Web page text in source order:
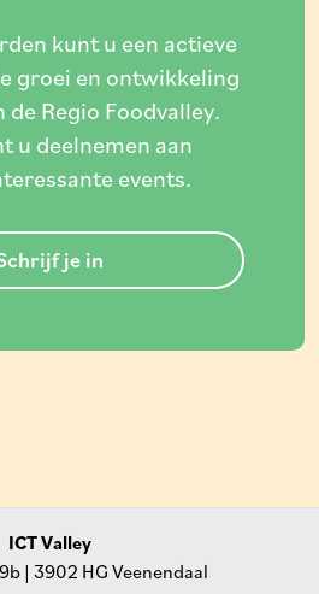
kunt u een actieve
groei en ontwikkeling
de Regio Foodvalley.
u deelnemen aan
events.
je in
ICT Valley
| 3902 HG Veenendaal